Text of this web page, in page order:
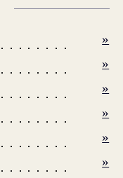
»
»
»
»
»
»